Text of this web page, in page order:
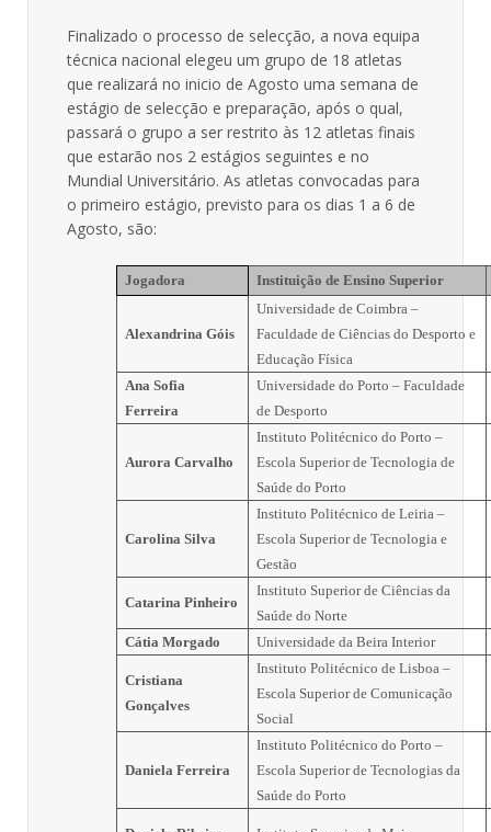
Finalizado o processo de selecção, a nova equipa
técnica nacional elegeu um grupo de 18 atletas
que realizará no inicio de Agosto uma semana de
estágio de selecção e preparação, após o qual,
passará o grupo a ser restrito às 12 atletas finais
que estarão nos 2 estágios seguintes e no
Mundial Universitário. As atletas convocadas para
o primeiro estágio, previsto para os dias 1 a 6 de
Agosto, são:
Jogadora Instituição de Ensino Superior
Alexandrina Góis
Universidade de Coimbra –
Faculdade de Ciências do Desporto e
Educação Física
Ana Sofia
Ferreira
Universidade do Porto – Faculdade
de Desporto
Aurora Carvalho
Instituto Politécnico do Porto –
Escola Superior de Tecnologia de
Saúde do Porto
Carolina Silva
Instituto Politécnico de Leiria –
Escola Superior de Tecnologia e
Gestão
Catarina Pinheiro
Instituto Superior de Ciências da
Saúde do Norte
Cátia Morgado
Universidade da Beira Interior
Cristiana
Gonçalves
Instituto Politécnico de Lisboa –
Escola Superior de Comunicação
Social
Daniela Ferreira
Instituto Politécnico do Porto –
Escola Superior de Tecnologias da
Saúde do Porto